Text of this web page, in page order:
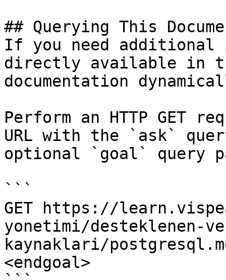
## Querying This
If you need
directly available in
documentation
Perform an HTTP GET
URL with the `ask`
optional `goal` query
```
GET https://
yonetimi/desteklenen-
kaynaklari/
<endgoal>